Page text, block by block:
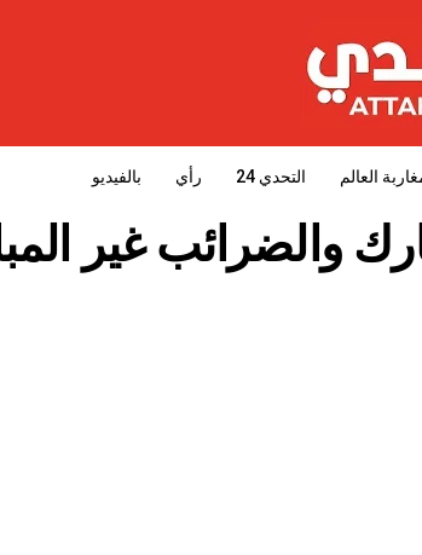
العالم التحدي 24 رأي بالفيديو